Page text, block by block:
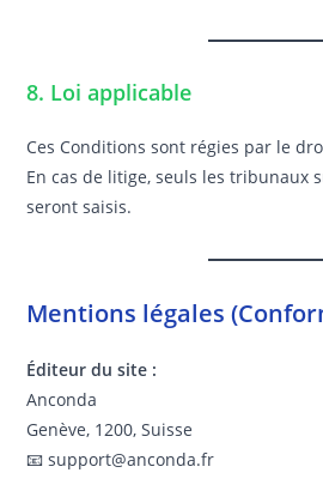
8. Loi applicable
Ces Conditions sont régies par le
En cas de litige, seuls les tribunaux
seront saisis.
Mentions légales
Éditeur du site :
Anconda
Genève, 1200, Suisse
📧 support@anconda.fr